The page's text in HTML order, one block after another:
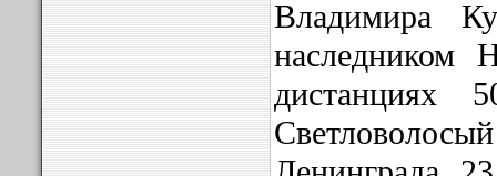
Владимира
наследником